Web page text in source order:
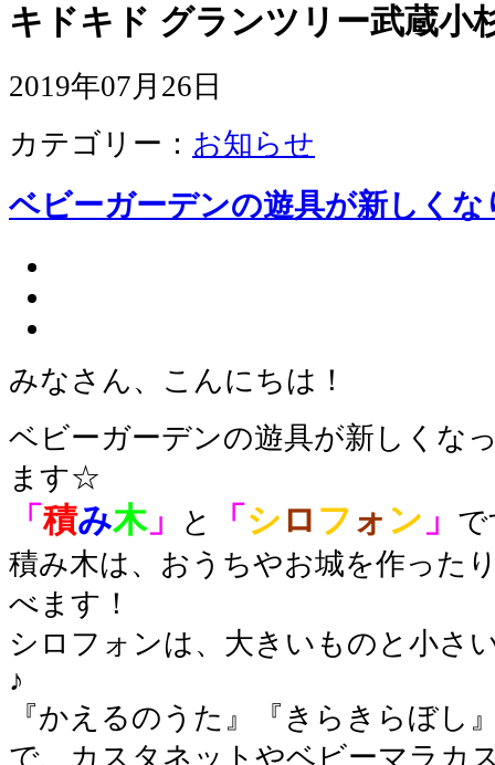
キドキド グランツリー武蔵小
2019年07月26日
カテゴリー： お知らせ
ベビーガーデンの遊具が新しくな
みなさん、こんにちは！
ベビーガーデンの遊具が新しくな
ます☆
「 積み木」 と 「 シ ロ フ ォ ン 」
積み木は、おうちやお城を作った
べます！
シロフォンは、大きいものと小さ
♪
『かえるのうた』『きらきらぼし
で、カスタネットやベビーマラカ